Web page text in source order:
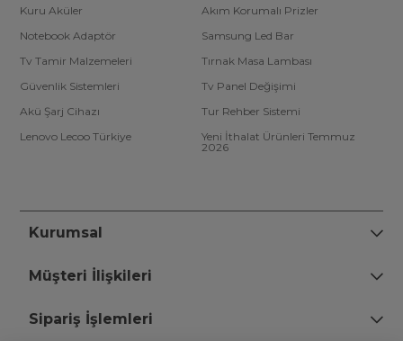
Kuru Aküler
Akım Korumalı Prizler
Notebook Adaptör
Samsung Led Bar
Tv Tamir Malzemeleri
Tırnak Masa Lambası
Güvenlik Sistemleri
Tv Panel Değişimi
Akü Şarj Cihazı
Tur Rehber Sistemi
Lenovo Lecoo Türkiye
Yeni İthalat Ürünleri Temmuz
2026
Kurumsal
Müşteri İlişkileri
Sipariş İşlemleri